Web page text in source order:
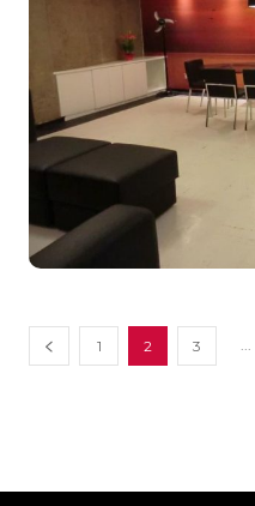
1 2 3 ...